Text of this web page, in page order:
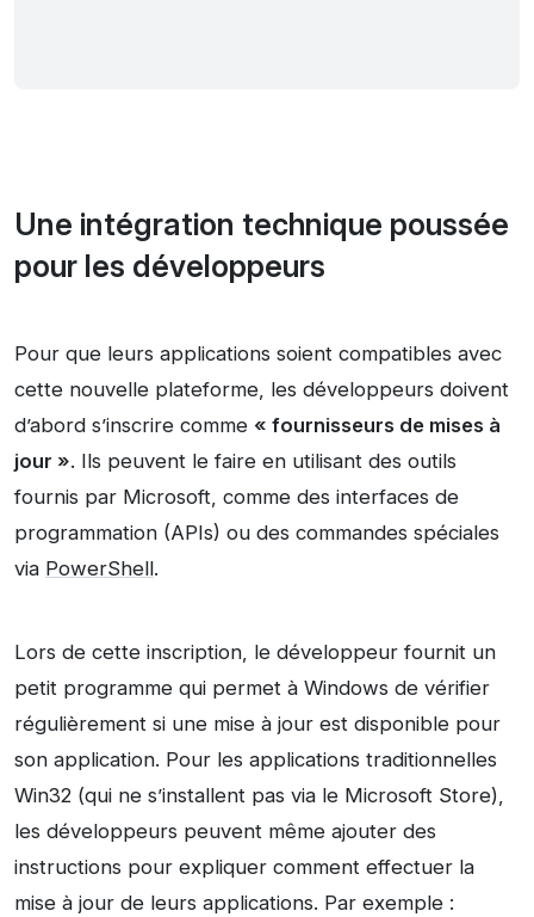
Une intégration technique poussée
pour les développeurs
Pour que leurs applications soient compatibles avec
cette nouvelle plateforme, les développeurs doivent
d’abord s’inscrire comme « fournisseurs de mises à
jour ». Ils peuvent le faire en utilisant des outils
fournis par Microsoft, comme des interfaces de
programmation (APIs) ou des commandes spéciales
via PowerShell.
Lors de cette inscription, le développeur fournit un
petit programme qui permet à Windows de vérifier
régulièrement si une mise à jour est disponible pour
son application. Pour les applications traditionnelles
Win32 (qui ne s’installent pas via le Microsoft Store),
les développeurs peuvent même ajouter des
instructions pour expliquer comment effectuer la
mise à jour de leurs applications. Par exemple :